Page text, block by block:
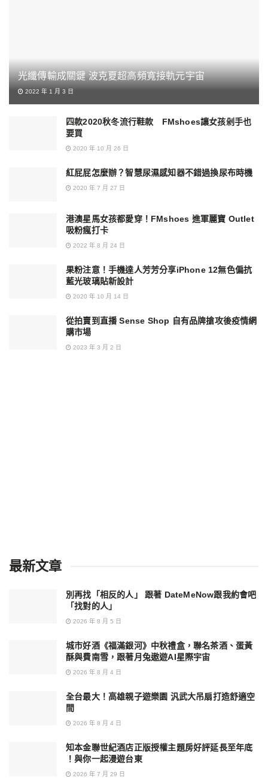
光纖傳輸成關鍵 波克夏超高頻寬接軌元宇宙
2022 年 1 月 3 日
四款2020秋冬流行鞋款 FMshoes讓女孩剁手也
要買
2020 年 10 月 26 日
紅屁屁怎麼辦？智慧尿濕感知器不錯過換尿布時機
2020 年 7 月 27 日
港澳星馬女孩都愛穿！FMshoes 進軍麗寶 Outlet
吸粉瘋打卡
2022 年 8 月 24 日
果粉注意！手機達人芳芳分享iPhone 12無色偏抗
藍光玻璃貼新設計
2020 年 10 月 14 日
從拍賣到直播 Sense Shop 自有品牌搶攻後疫情網
購市場
2023 年 3 月 2 日
最新文章
別再找「相反的人」 跟著 DateMeNow跟我約會吧
「找對的人」
2026 年 8 月 5 日
城市好酒《福滿銀河》中秋禮盒，聯名茶酒、蛋黃
酥與費南雪，跟著月兔遨遊AI星際宇宙
2026 年 8 月 4 日
全台最大！高雄親子遊樂園 汎武大吊扇打造舒適空
間
2026 年 8 月 4 日
知本金聯世紀酒店正版授權主題房好評延長至年底
！與你一起漫遊台東
2026 年 7 月 29 日